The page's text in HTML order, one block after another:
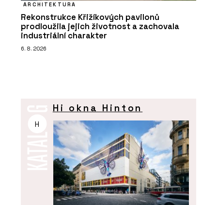
ARCHITEKTURA
Rekonstrukce Křižíkových pavilonů
prodloužila jejich životnost a zachovala
industriální charakter
6. 8. 2026
H
Hi okna Hinton